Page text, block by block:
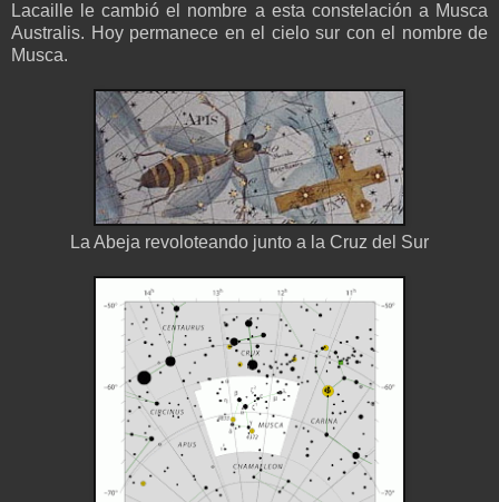
Lacaille le cambió el nombre a esta constelación a Musca
Australis. Hoy permanece en el cielo sur con el nombre de
Musca.
La Abeja revoloteando junto a la Cruz del Sur